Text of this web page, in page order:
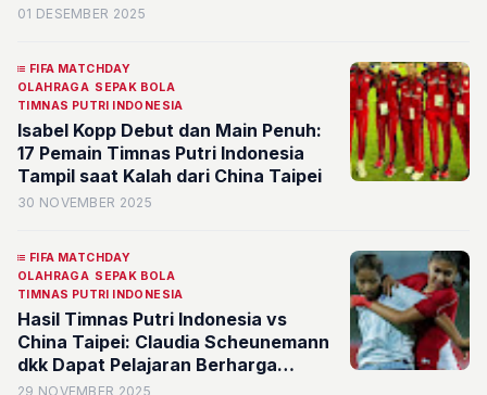
01 DESEMBER 2025
FIFA MATCHDAY
OLAHRAGA SEPAK BOLA
TIMNAS PUTRI INDONESIA
Isabel Kopp Debut dan Main Penuh:
17 Pemain Timnas Putri Indonesia
Tampil saat Kalah dari China Taipei
30 NOVEMBER 2025
FIFA MATCHDAY
OLAHRAGA SEPAK BOLA
TIMNAS PUTRI INDONESIA
Hasil Timnas Putri Indonesia vs
China Taipei: Claudia Scheunemann
dkk Dapat Pelajaran Berharga
Jelang SEA Games 2025
29 NOVEMBER 2025